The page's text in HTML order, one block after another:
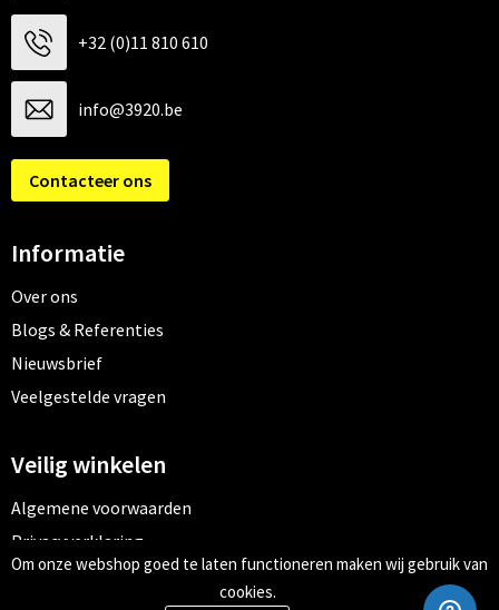
+32 (0)11 810 610
info@3920.be
Contacteer ons
Informatie
Over ons
Blogs & Referenties
Nieuwsbrief
Veelgestelde vragen
Veilig winkelen
Algemene voorwaarden
Privacyverklaring
Cookiebeleid
Om onze webshop goed te laten functioneren maken wij gebruik van
cookies.